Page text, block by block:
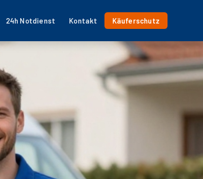
24h Notdienst Kontakt Käuferschutz